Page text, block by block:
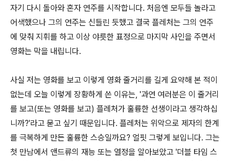
자기 다시 돌아와 혼자 연주를 시작합니다. 처음엔 모두들 놀라고
어색했으나 그의 연주는 신들린 듯했고 결국 플레처는 그의 연주
에 맞춰 지휘를 하고 이상 야릇한 표정으로 마지막 사인을 주면서
영화는 막을 내립니다.
사실 저는 영화를 보고 이렇게 영화 줄거리를 길게 요약해 본 적이
없는데 오늘 이렇게 장황하게 쓴 이유는, '과연 여러분은 이 줄거리
를 보고(또는 영화를 보고) 플레처가 훌륭한 선생이라고 생각하십
니까?'라고 묻고 싶기 때문입니다. 플레처는 위악으로 제자의 한계
를 극복하게 만든 훌륭한 스승일까요? 얼핏 그렇게 보입니다. 그는
첫 만남에서 앤드류의 재능 또는 열정을 알아보았고 '더블 타임 스